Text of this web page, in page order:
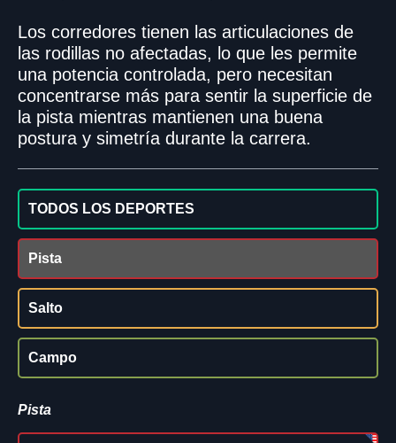
Los corredores tienen las articulaciones de
las rodillas no afectadas, lo que les permite
una potencia controlada, pero necesitan
concentrarse más para sentir la superficie de
la pista mientras mantienen una buena
postura y simetría durante la carrera.
TODOS LOS DEPORTES
Pista
Salto
Campo
Pista